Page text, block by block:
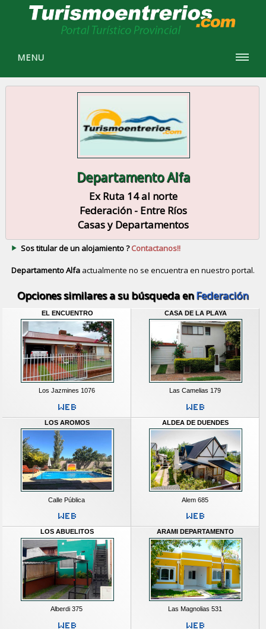
MENU
Departamento Alfa
Ex Ruta 14 al norte
Federación - Entre Ríos
Casas y Departamentos
Sos titular de un alojamiento ?Contactanos!!
Departamento Alfaactualmente no se encuentra en nuestro portal.
Opciones similares a su búsqueda enFederación
EL ENCUENTRO
Los Jazmines 1076
CASA DE LA PLAYA
Las Camelias 179
LOS AROMOS
Calle Pública
ALDEA DE DUENDES
Alem 685
LOS ABUELITOS
Alberdi 375
ARAMI DEPARTAMENTO
Las Magnolias 531